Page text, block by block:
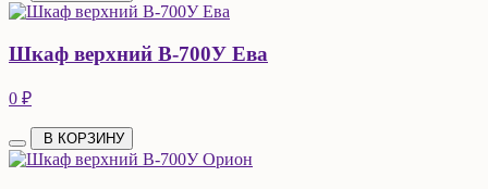
Шкаф верхний В-700У Ева
0 ₽
В КОРЗИНУ